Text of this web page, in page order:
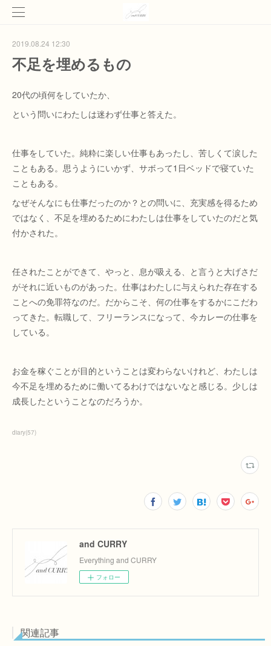
2019.08.24 12:30
不足を埋めるもの
20代の頃何をしていたか、
という問いにわたしは迷わず仕事と答えた。
仕事をしていた。純粋に楽しい仕事もあったし、苦しくて涙した
こともある。思うようにいかず、サボって1日ベッドで寝ていた
こともある。
なぜそんなにも仕事だったのか？との問いに、充実感を得るため
ではなく、不足を埋めるためにわたしは仕事をしていたのだと気
付かされた。
任されたことができて、やっと、息が吸える、と言うと大げさだ
がそれに近いものがあった。仕事はわたしに与えられた存在する
ことへの免罪符なのだ。だからこそ、何の仕事をするかにこだわ
ってきた。転職して、フリーランスになって、今カレーの仕事を
している。
お金を稼ぐことが目的ということは変わらないけれど、わたしは
今不足を埋めるために働いてるわけではないなと感じる。少しは
成長したということなのだろうか。
diary(57)
and CURRY
Everything and CURRY
フォロー
関連記事